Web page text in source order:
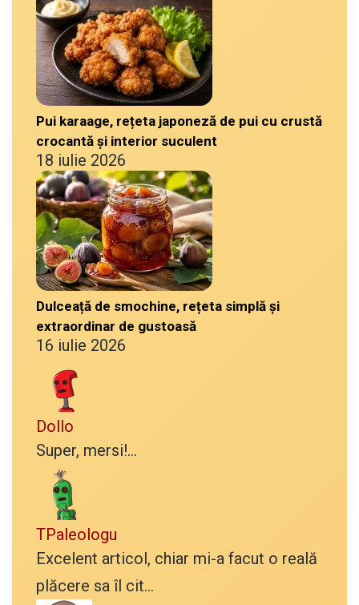
Pui karaage, rețeta japoneză de pui cu crustă
crocantă și interior suculent
18 iulie 2026
Dulceață de smochine, rețeta simplă și
extraordinar de gustoasă
16 iulie 2026
Dollo
Super, mersi!...
TPaleologu
Excelent articol, chiar mi-a facut o reală
plăcere sa îl cit...